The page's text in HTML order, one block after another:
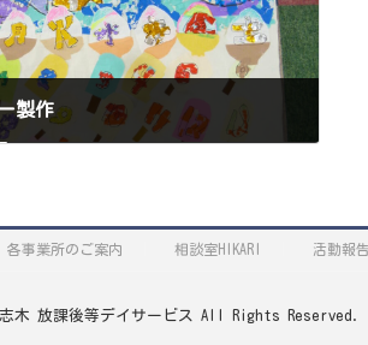
製作
各事業所のご案内 相談室HIKARI 活動報
木 放課後等デイサービス All Rights Reserved.